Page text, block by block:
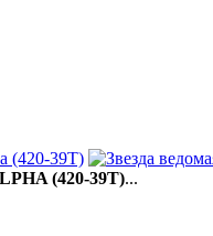
(420-39T)
(420-39T)...